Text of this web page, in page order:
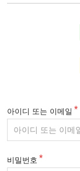
아이디 또는 이메일
비밀번호